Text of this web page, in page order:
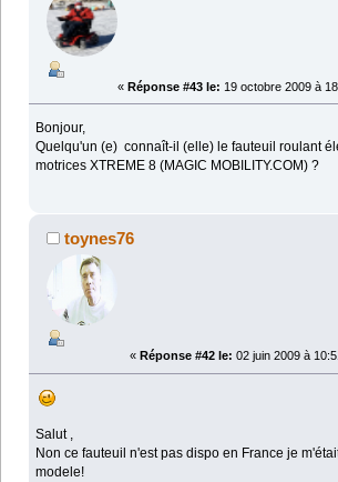
« Réponse #43 le: 19 octobre 2009 à
Bonjour,
Quelqu'un (e) connaît-il (elle) le fauteuil roulant
motrices XTREME 8 (MAGIC MOBILITY.COM) ?
toynes76
« Réponse #42 le: 02 juin 2009 à
Salut ,
Non ce fauteuil n'est pas dispo en France je
modele!